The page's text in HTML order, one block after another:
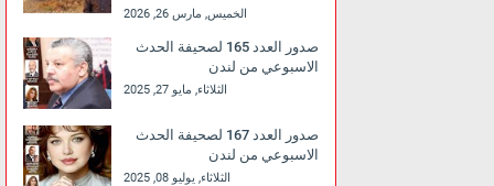
الخميس, مارس 26, 2026
صدور العدد 165 لصحيفة الحدث
الاسبوعي من لندن
الثلاثاء, مايو 27, 2025
صدور العدد 167 لصحيفة الحدث
الاسبوعي من لندن
الثلاثاء, يوليو 08, 2025